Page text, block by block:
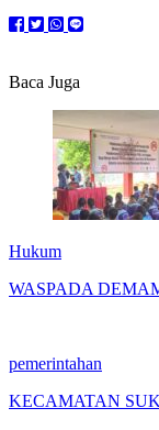
Baca Juga
Hukum
WASPADA
pemerintahan
KECAMATAN